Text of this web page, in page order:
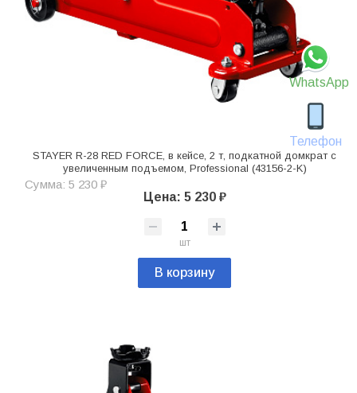
WhatsApp
Телефон
STAYER R-28 RED FORCE, в кейсе, 2 т, подкатной домкрат с
увеличенным подъемом, Professional (43156-2-K)
Сумма: 5 230 ₽
Цена: 5 230 ₽
шт
В корзину